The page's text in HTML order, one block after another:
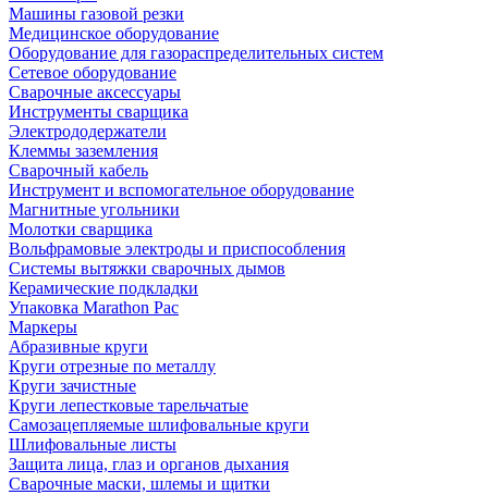
Машины газовой резки
Медицинское оборудование
Оборудование для газораспределительных систем
Сетевое оборудование
Сварочные аксессуары
Инструменты сварщика
Электрододержатели
Клеммы заземления
Сварочный кабель
Инструмент и вспомогательное оборудование
Магнитные угольники
Молотки сварщика
Вольфрамовые электроды и приспособления
Системы вытяжки сварочных дымов
Керамические подкладки
Упаковка Marathon Pac
Маркеры
Абразивные круги
Круги отрезные по металлу
Круги зачистные
Круги лепестковые тарельчатые
Самозацепляемые шлифовальные круги
Шлифовальные листы
Защита лица, глаз и органов дыхания
Сварочные маски, шлемы и щитки